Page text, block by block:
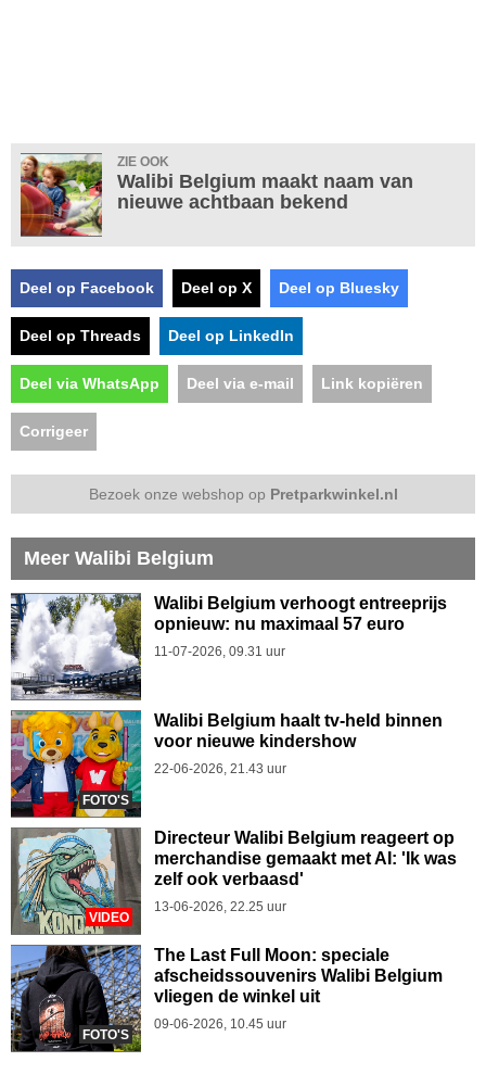
ZIE OOK
Walibi Belgium maakt naam van
nieuwe achtbaan bekend
Deel op Facebook Deel op X Deel op Bluesky
Deel op Threads Deel op LinkedIn
Deel via WhatsApp Deel via e-mail Link kopiëren
Corrigeer
Bezoek onze webshop op Pretparkwinkel.nl
Meer Walibi Belgium
Walibi Belgium verhoogt entreeprijs
opnieuw: nu maximaal 57 euro
11-07-2026, 09.31 uur
FOTO'S
Walibi Belgium haalt tv-held binnen
voor nieuwe kindershow
22-06-2026, 21.43 uur
VIDEO
Directeur Walibi Belgium reageert op
merchandise gemaakt met AI: 'Ik was
zelf ook verbaasd'
13-06-2026, 22.25 uur
FOTO'S
The Last Full Moon: speciale
afscheidssouvenirs Walibi Belgium
vliegen de winkel uit
09-06-2026, 10.45 uur